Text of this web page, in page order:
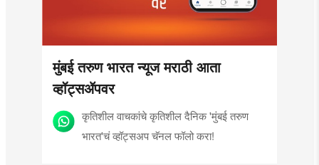
मुंबई तरुण भारत न्यूज मराठी आता
व्हॉट्सॲपवर
कृतिशील वाचकांचे कृतिशील दैनिक 'मुंबई तरुण
भारत'चं व्हॉट्सअप चॅनल फॉलो करा!